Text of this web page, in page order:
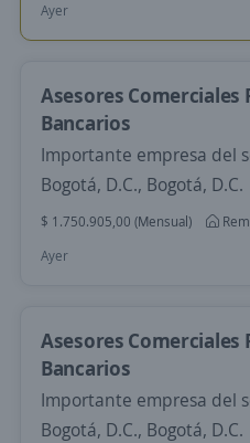
Ayer
Asesores Comerciales
Bancarios
Importante empresa del
Bogotá, D.C., Bogotá, D.C.
$ 1.750.905,00 (Mensual)
Ayer
Asesores Comerciales
Bancarios
Importante empresa del
Bogotá, D.C., Bogotá, D.C.